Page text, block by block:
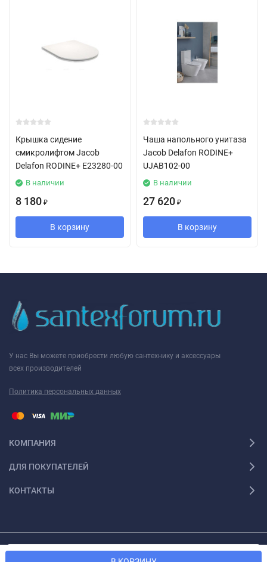
Крышка сидение
смикролифтом Jacob
Delafon RODINE+ E23280-00
В наличии
8 180 ₽
В корзину
Чаша напольного унитаза
Jacob Delafon RODINE+
UJAB102-00
В наличии
27 620 ₽
В корзину
У нас Вы можете приобрести любую сантехнику и аксессуары
всех производителей
Политика персональных данных
КОМПАНИЯ
ДЛЯ ПОКУПАТЕЛЕЙ
КОНТАКТЫ